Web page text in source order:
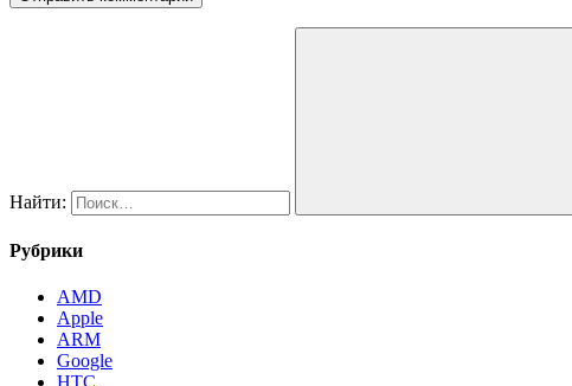
Найти:
Рубрики
AMD
Apple
ARM
Google